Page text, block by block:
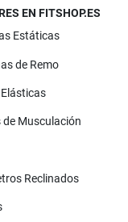
EN FITSHOP.ES
Estáticas
de Remo
de Musculación
Reclinados